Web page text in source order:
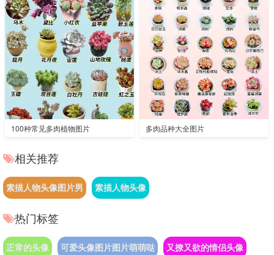
100种常见多肉植物图片 多肉品种大全图片
相关推荐
素描人物头像图片男 素描人物头像
热门标签
正常的头像 可爱头像图片图片萌萌哒 又撩又欲的情侣头像